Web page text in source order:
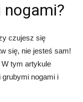
nogami?
czujesz się
się, nie jesteś sam!
tym artykule
nogami i